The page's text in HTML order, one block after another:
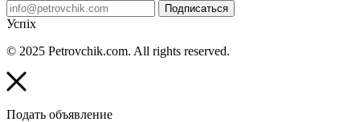
Подписаться
Успіх
© 2025 Petrovchik.com. All rights reserved.
Подать объявление